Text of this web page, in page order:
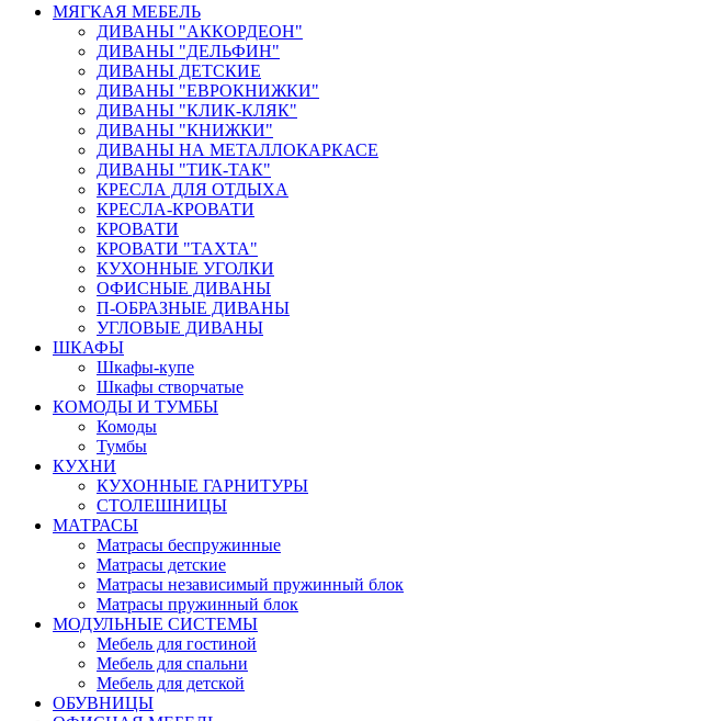
МЯГКАЯ МЕБЕЛЬ
ДИВАНЫ "АККОРДЕОН"
ДИВАНЫ "ДЕЛЬФИН"
ДИВАНЫ ДЕТСКИЕ
ДИВАНЫ "ЕВРОКНИЖКИ"
ДИВАНЫ "КЛИК-КЛЯК"
ДИВАНЫ "КНИЖКИ"
ДИВАНЫ НА МЕТАЛЛОКАРКАСЕ
ДИВАНЫ "ТИК-ТАК"
КРЕСЛА ДЛЯ ОТДЫХА
КРЕСЛА-КРОВАТИ
КРОВАТИ
КРОВАТИ "ТАХТА"
КУХОННЫЕ УГОЛКИ
ОФИСНЫЕ ДИВАНЫ
П-ОБРАЗНЫЕ ДИВАНЫ
УГЛОВЫЕ ДИВАНЫ
ШКАФЫ
Шкафы-купе
Шкафы створчатые
КОМОДЫ И ТУМБЫ
Комоды
Тумбы
КУХНИ
КУХОННЫЕ ГАРНИТУРЫ
СТОЛЕШНИЦЫ
МАТРАСЫ
Матрасы беспружинные
Матрасы детские
Матрасы независимый пружинный блок
Матрасы пружинный блок
МОДУЛЬНЫЕ СИСТЕМЫ
Мебель для гостиной
Мебель для спальни
Мебель для детской
ОБУВНИЦЫ